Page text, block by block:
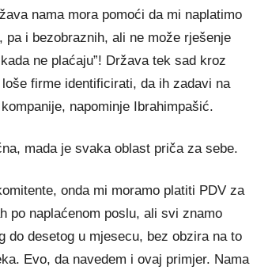
nama mora pomoći da mi naplatimo
i bezobraznih, ali ne može rješenje
ne plaćaju”! Država tek sad kroz
firme identificirati, da ih zadavi na
napominje Ibrahimpašić.
mada je svaka oblast priča za sebe.
onda mi moramo platiti PDV za
po naplaćenom poslu, ali svi znamo
do desetog u mjesecu, bez obzira na to
Evo, da navedem i ovaj primjer. Nama